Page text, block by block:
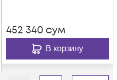
452 340 сум
В корзину